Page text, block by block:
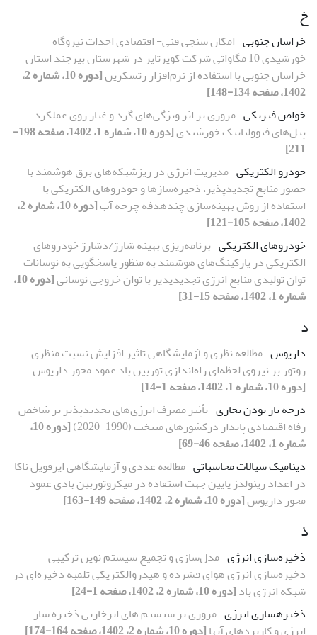
خ
خراسان جنوبی امکان سنجی فنی- اقتصادی احداث نیروگاه
خورشیدی 10 مگاواتی شرکت کویرتایر در شهرستان بیرجند استان
خراسان جنوبی با استفاده از نرم‌افزار رتسکرین
[دوره 10، شماره 2،
1402، صفحه 134-148]
خواص فیزیکی مروری بر اثر ویژگی‌های گرد و غبار روی عملکرد
پنل‌های فتوولتاییک خورشیدی
[دوره 10، شماره 1، 1402، صفحه 198-
211]
خودرو الکتریکی مدیریت انرژی در ریزشبکه‌های برق هوشمند با
حضور منابع تجدیدپذیر، ذخیره‌سازها و خودروهای الکتریکی با
استفاده از روش بهینه‌سازی چندهدفه چرخه آب
[دوره 10، شماره 2،
1402، صفحه 105-121]
خودروهای الکتریکی برنامه‌ریزی بهینه شارژ/دشارژ خودروهای
الکتریکی در پارکینگ‌های هوشمند به منظور پاسخگویی به نوسانات
توان تولیدی منابع انرژی تجدیدپذیر با توان خروجی نوسانی
[دوره 10،
شماره 1، 1402، صفحه 15-31]
د
داریوس مطالعه نظری و آزمایشگاهی تاثیر افزایش نسبت منظری
روتور بر نیروی لحظه‌ای راه‌اندازی توربین باد عمود محور داریوس
[دوره 10، شماره 1، 1402، صفحه 1-14]
درجه باز بودن تجاری تأثیر مصرف انرژی‌های تجدیدپذیر بر شاخص
رفاه اقتصادی پایدار درکشورهای منتخب (1990-2020)
[دوره 10،
شماره 1، 1402، صفحه 46-69]
دینامیک سیالات محاسباتی مطالعه عددی و آزمایشگاهی ایرفویل ناکا
در اعداد رینولدز پایین جهت استفاده در میکروتوربین بادی عمود
محور داریوس[دوره 10، شماره 2، 1402، صفحه 149-163]
ذ
ذخیره‌سازی انرژی مدل‌سازی و تجمیع سیستم نوین ترکیبی
ذخیره‌سازی انرژی هوای فشرده و هیدروالکتریکی تلمبه ذخیره‌ای در
شبکه انرژی باد[دوره 10، شماره 2، 1402، صفحه 1-24]
ذخیره‏سازی انرژی مروری بر سیستم های ابرخازنی ذخیره‏ ساز
انرژی و کاربردهای آن‏ها[دوره 10، شماره 2، 1402، صفحه 164-174]